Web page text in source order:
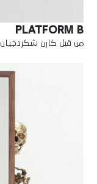
PLATFORM B
من قبل كارن شكردجيان